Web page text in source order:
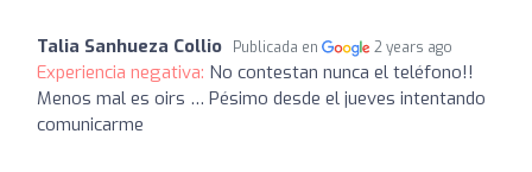
Talia Sanhueza Collio Publicada en 2 years ago
Experiencia negativa: No contestan nunca el teléfono!!
Menos mal es oirs … Pésimo desde el jueves intentando
comunicarme